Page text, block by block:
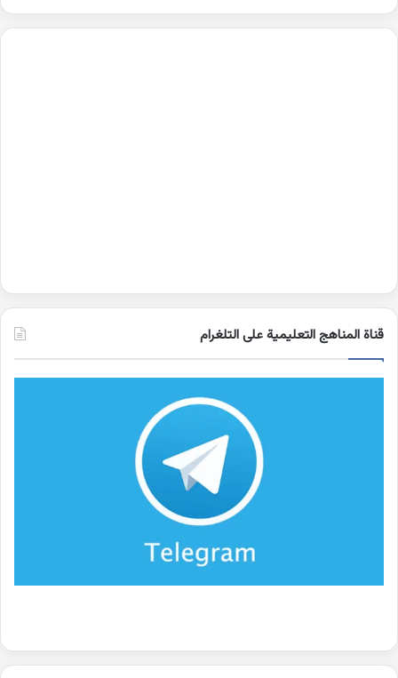
قناة المناهج التعليمية على التلغرام